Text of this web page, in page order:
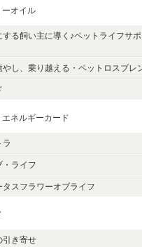
05/30
す。 いつの日かまた逢えることを
いと思います。
さんとの絆をいつも感じていただ
嬉しいです。＾＾
ーオイル
する飼い主に導く♪ペットライフサ
やし、乗り越える・ペットロスブレ
ネルギーカード
ラ
・ライフ
タスフラワーオブライフ
引き寄せ